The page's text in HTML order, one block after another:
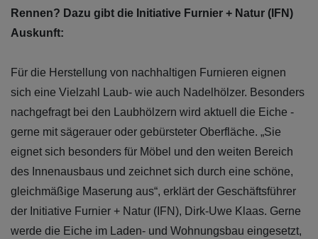
Rennen? Dazu gibt die Initiative Furnier + Natur (IFN)
Auskunft:
Für die Herstellung von nachhaltigen Furnieren eignen
sich eine Vielzahl Laub- wie auch Nadelhölzer. Besonders
nachgefragt bei den Laubhölzern wird aktuell die Eiche -
gerne mit sägerauer oder gebürsteter Oberfläche. „Sie
eignet sich besonders für Möbel und den weiten Bereich
des Innenausbaus und zeichnet sich durch eine schöne,
gleichmäßige Maserung aus“, erklärt der Geschäftsführer
der Initiative Furnier + Natur (IFN), Dirk-Uwe Klaas. Gerne
werde die Eiche im Laden- und Wohnungsbau eingesetzt,